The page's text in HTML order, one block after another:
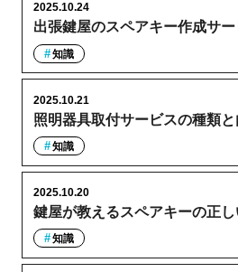
出張鍵屋のスペアキー作成サ
2025.10.24
知識
照明器具取付サービスの種類
2025.10.21
知識
鍵屋が教えるスペアキーの正
2025.10.20
知識